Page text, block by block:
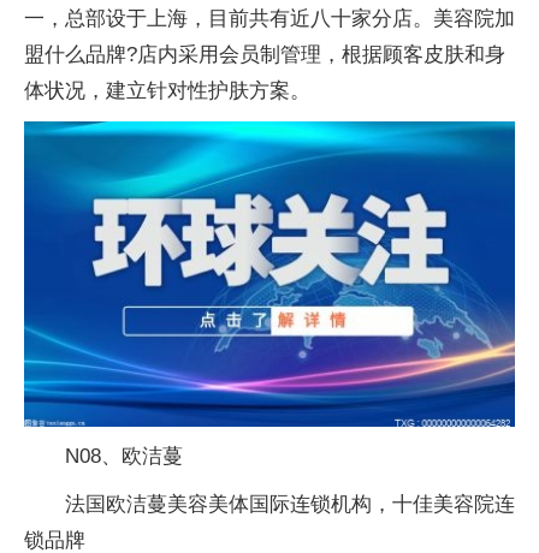
一，总部设于上海，目前共有近八十家分店。美容院加
盟什么品牌?店内采用会员制管理，根据顾客皮肤和身
体状况，建立针对性护肤方案。
N08、欧洁蔓
法国欧洁蔓美容美体国际连锁机构，十佳美容院连
锁品牌